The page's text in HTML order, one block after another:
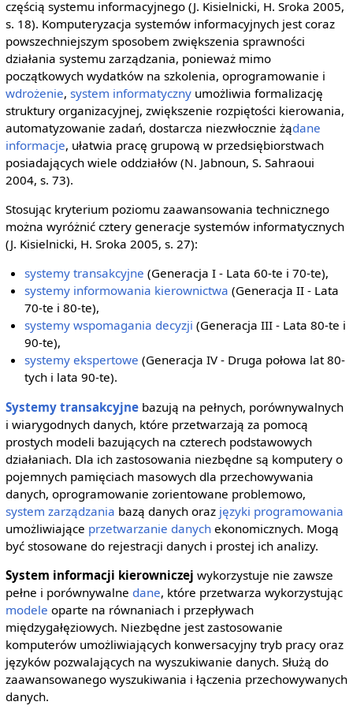
częścią systemu informacyjnego (J. Kisielnicki, H. Sroka 2005,
s. 18). Komputeryzacja systemów informacyjnych jest coraz
powszechniejszym sposobem zwiększenia sprawności
działania systemu zarządzania, ponieważ mimo
początkowych wydatków na szkolenia, oprogramowanie i
wdrożenie, system informatycznyumożliwia formalizację
struktury organizacyjnej, zwiększenie rozpiętości kierowania,
automatyzowanie zadań, dostarcza niezwłocznie żądane
informacje, ułatwia pracę grupową w przedsiębiorstwach
posiadających wiele oddziałów (N. Jabnoun, S. Sahraoui
2004, s. 73).
Stosując kryterium poziomu zaawansowania technicznego
można wyróżnić cztery generacje systemów informatycznych
(J. Kisielnicki, H. Sroka 2005, s. 27):
systemy transakcyjne (Generacja I - Lata 60-te i 70-te),
systemy informowania kierownictwa (Generacja II - Lata
70-te i 80-te),
systemy wspomagania decyzji (Generacja III - Lata 80-te i
90-te),
systemy ekspertowe (Generacja IV - Druga połowa lat 80-
tych i lata 90-te).
Systemy transakcyjnebazują na pełnych, porównywalnych
i wiarygodnych danych, które przetwarzają za pomocą
prostych modeli bazujących na czterech podstawowych
działaniach. Dla ich zastosowania niezbędne są komputery o
pojemnych pamięciach masowych dla przechowywania
danych, oprogramowanie zorientowane problemowo,
system zarządzania bazą danych oraz języki programowania
umożliwiające przetwarzanie danychekonomicznych. Mogą
być stosowane do rejestracji danych i prostej ich analizy.
System informacji kierowniczej wykorzystuje nie zawsze
pełne i porównywalne dane, które przetwarza wykorzystując
modele oparte na równaniach i przepływach
międzygałęziowych. Niezbędne jest zastosowanie
komputerów umożliwiających konwersacyjny tryb pracy oraz
języków pozwalających na wyszukiwanie danych. Służą do
zaawansowanego wyszukiwania i łączenia przechowywanych
danych.